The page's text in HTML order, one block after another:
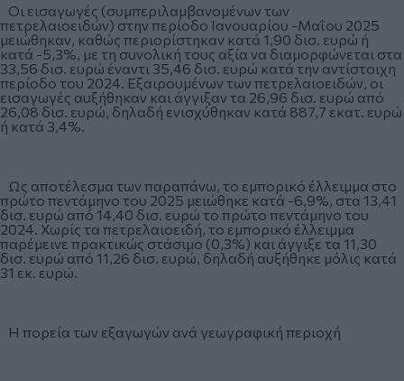
Οι εισαγωγές (συμπεριλαμβανομένων των
πετρελαιοειδών) στην περίοδο Ιανουαρίου -Μαΐου 2025
μειώθηκαν, καθώς περιορίστηκαν κατά 1,90 δισ. ευρώ ή
κατά -5,3%, με τη συνολική τους αξία να διαμορφώνεται στα
33,56 δισ. ευρώ έναντι 35,46 δισ. ευρώ κατά την αντίστοιχη
περίοδο του 2024. Εξαιρουμένων των πετρελαιοειδών, οι
εισαγωγές αυξήθηκαν και άγγιξαν τα 26,96 δισ. ευρώ από
26,08 δισ. ευρώ, δηλαδή ενισχύθηκαν κατά 887,7 εκατ. ευρώ
ή κατά 3,4%.
Ως αποτέλεσμα των παραπάνω, το εμπορικό έλλειμμα στο
πρώτο πεντάμηνο του 2025 μειώθηκε κατά -6,9%, στα 13,41
δισ. ευρώ από 14,40 δισ. ευρώ το πρώτο πεντάμηνο του
2024. Χωρίς τα πετρελαιοειδή, το εμπορικό έλλειμμα
παρέμεινε πρακτικώς στάσιμο (0,3%) και άγγιξε τα 11,30
δισ. ευρώ από 11,26 δισ. ευρώ, δηλαδή αυξήθηκε μόλις κατά
31 εκ. ευρώ.
Η πορεία των εξαγωγών ανά γεωγραφική περιοχή